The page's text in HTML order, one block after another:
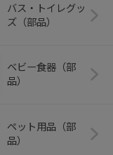
バス・トイレグッ
ズ（部品）
ベビー食器（部
品）
ペット用品（部
品）